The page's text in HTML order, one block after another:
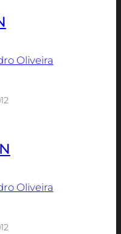
Oliveira
Oliveira